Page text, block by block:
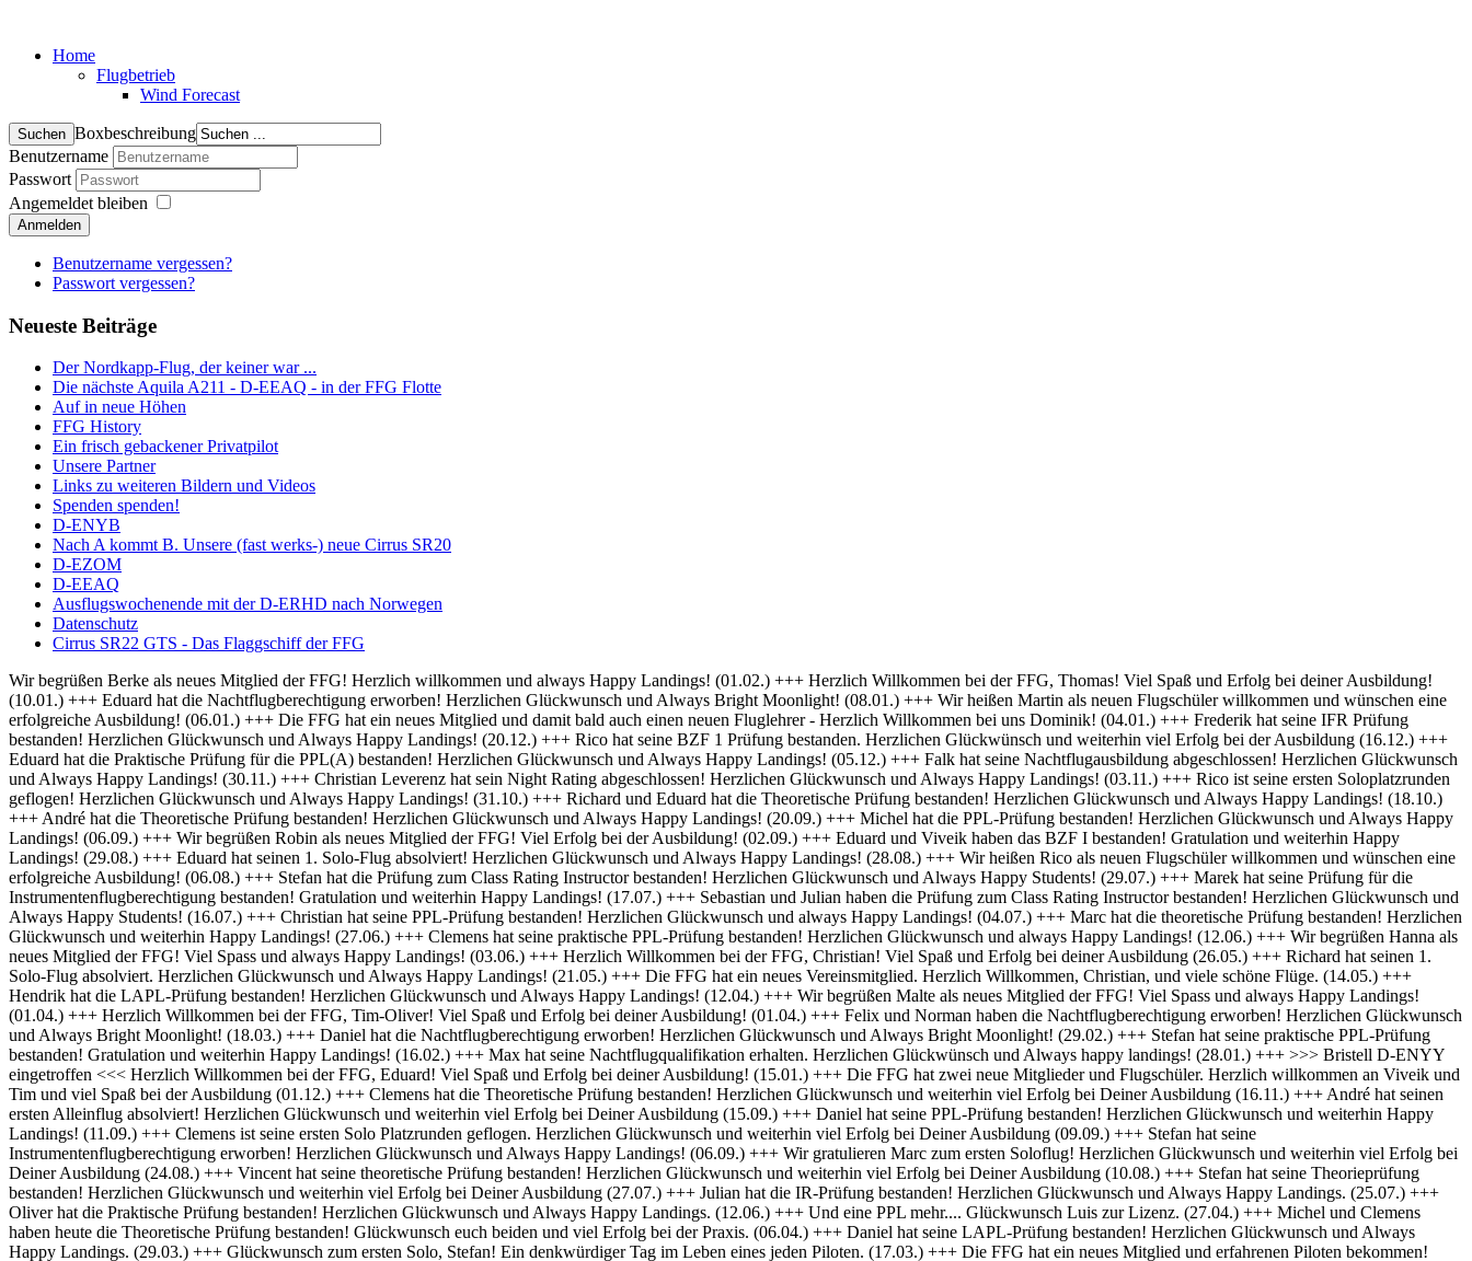
Home
Flugbetrieb
Wind Forecast
Boxbeschreibung
Benutzername
Passwort
Angemeldet bleiben
Anmelden
Benutzername vergessen?
Passwort vergessen?
Neueste Beiträge
Der Nordkapp-Flug, der keiner war ...
Die nächste Aquila A211 - D-EEAQ - in der FFG Flotte
Auf in neue Höhen
FFG History
Ein frisch gebackener Privatpilot
Unsere Partner
Links zu weiteren Bildern und Videos
Spenden spenden!
D-ENYB
Nach A kommt B. Unsere (fast werks-) neue Cirrus SR20
D-EZOM
D-EEAQ
Ausflugswochenende mit der D-ERHD nach Norwegen
Datenschutz
Cirrus SR22 GTS - Das Flaggschiff der FFG
Wir begrüßen Berke als neues Mitglied der FFG! Herzlich willkommen und always Happy Landings! (01.02.) +++ Herzlich Willkommen bei der FFG, Thomas! Viel Spaß und Erfolg bei deiner Ausbildung! (10.01.) +++ Eduard hat die Nachtflugberechtigung erworben! Herzlichen Glückwunsch und Always Bright Moonlight! (08.01.) +++ Wir heißen Martin als neuen Flugschüler willkommen und wünschen eine erfolgreiche Ausbildung! (06.01.) +++ Die FFG hat ein neues Mitglied und damit bald auch einen neuen Fluglehrer - Herzlich Willkommen bei uns Dominik! (04.01.) +++ Frederik hat seine IFR Prüfung bestanden! Herzlichen Glückwunsch und Always Happy Landings! (20.12.) +++ Rico hat seine BZF 1 Prüfung bestanden. Herzlichen Glückwünsch und weiterhin viel Erfolg bei der Ausbildung (16.12.) +++ Eduard hat die Praktische Prüfung für die PPL(A) bestanden! Herzlichen Glückwunsch und Always Happy Landings! (05.12.) +++ Falk hat seine Nachtflugausbildung abgeschlossen! Herzlichen Glückwunsch und Always Happy Landings! (30.11.) +++ Christian Leverenz hat sein Night Rating abgeschlossen! Herzlichen Glückwunsch und Always Happy Landings! (03.11.) +++ Rico ist seine ersten Soloplatzrunden geflogen! Herzlichen Glückwunsch und Always Happy Landings! (31.10.) +++ Richard und Eduard hat die Theoretische Prüfung bestanden! Herzlichen Glückwunsch und Always Happy Landings! (18.10.) +++ André hat die Theoretische Prüfung bestanden! Herzlichen Glückwunsch und Always Happy Landings! (20.09.) +++ Michel hat die PPL-Prüfung bestanden! Herzlichen Glückwunsch und Always Happy Landings! (06.09.) +++ Wir begrüßen Robin als neues Mitglied der FFG! Viel Erfolg bei der Ausbildung! (02.09.) +++ Eduard und Viveik haben das BZF I bestanden! Gratulation und weiterhin Happy Landings! (29.08.) +++ Eduard hat seinen 1. Solo-Flug absolviert! Herzlichen Glückwunsch und Always Happy Landings! (28.08.) +++ Wir heißen Rico als neuen Flugschüler willkommen und wünschen eine erfolgreiche Ausbildung! (06.08.) +++ Stefan hat die Prüfung zum Class Rating Instructor bestanden! Herzlichen Glückwunsch und Always Happy Students! (29.07.) +++ Marek hat seine Prüfung für die Instrumentenflugberechtigung bestanden! Gratulation und weiterhin Happy Landings! (17.07.) +++ Sebastian und Julian haben die Prüfung zum Class Rating Instructor bestanden! Herzlichen Glückwunsch und Always Happy Students! (16.07.) +++ Christian hat seine PPL-Prüfung bestanden! Herzlichen Glückwunsch und always Happy Landings! (04.07.) +++ Marc hat die theoretische Prüfung bestanden! Herzlichen Glückwunsch und weiterhin Happy Landings! (27.06.) +++ Clemens hat seine praktische PPL-Prüfung bestanden! Herzlichen Glückwunsch und always Happy Landings! (12.06.) +++ Wir begrüßen Hanna als neues Mitglied der FFG! Viel Spass und always Happy Landings! (03.06.) +++ Herzlich Willkommen bei der FFG, Christian! Viel Spaß und Erfolg bei deiner Ausbildung (26.05.) +++ Richard hat seinen 1. Solo-Flug absolviert. Herzlichen Glückwunsch und Always Happy Landings! (21.05.) +++ Die FFG hat ein neues Vereinsmitglied. Herzlich Willkommen, Christian, und viele schöne Flüge. (14.05.) +++ Hendrik hat die LAPL-Prüfung bestanden! Herzlichen Glückwunsch und Always Happy Landings! (12.04.) +++ Wir begrüßen Malte als neues Mitglied der FFG! Viel Spass und always Happy Landings! (01.04.) +++ Herzlich Willkommen bei der FFG, Tim-Oliver! Viel Spaß und Erfolg bei deiner Ausbildung! (01.04.) +++ Felix und Norman haben die Nachtflugberechtigung erworben! Herzlichen Glückwunsch und Always Bright Moonlight! (18.03.) +++ Daniel hat die Nachtflugberechtigung erworben! Herzlichen Glückwunsch und Always Bright Moonlight! (29.02.) +++ Stefan hat seine praktische PPL-Prüfung bestanden! Gratulation und weiterhin Happy Landings! (16.02.) +++ Max hat seine Nachtflugqualifikation erhalten. Herzlichen Glückwünsch und Always happy landings! (28.01.) +++ >>> Bristell D-ENYY eingetroffen <<< Herzlich Willkommen bei der FFG, Eduard! Viel Spaß und Erfolg bei deiner Ausbildung! (15.01.) +++ Die FFG hat zwei neue Mitglieder und Flugschüler. Herzlich willkommen an Viveik und Tim und viel Spaß bei der Ausbildung (01.12.) +++ Clemens hat die Theoretische Prüfung bestanden! Herzlichen Glückwunsch und weiterhin viel Erfolg bei Deiner Ausbildung (16.11.) +++ André hat seinen ersten Alleinflug absolviert! Herzlichen Glückwunsch und weiterhin viel Erfolg bei Deiner Ausbildung (15.09.) +++ Daniel hat seine PPL-Prüfung bestanden! Herzlichen Glückwunsch und weiterhin Happy Landings! (11.09.) +++ Clemens ist seine ersten Solo Platzrunden geflogen. Herzlichen Glückwunsch und weiterhin viel Erfolg bei Deiner Ausbildung (09.09.) +++ Stefan hat seine Instrumentenflugberechtigung erworben! Herzlichen Glückwunsch und Always Happy Landings! (06.09.) +++ Wir gratulieren Marc zum ersten Soloflug! Herzlichen Glückwunsch und weiterhin viel Erfolg bei Deiner Ausbildung (24.08.) +++ Vincent hat seine theoretische Prüfung bestanden! Herzlichen Glückwunsch und weiterhin viel Erfolg bei Deiner Ausbildung (10.08.) +++ Stefan hat seine Theorieprüfung bestanden! Herzlichen Glückwunsch und weiterhin viel Erfolg bei Deiner Ausbildung (27.07.) +++ Julian hat die IR-Prüfung bestanden! Herzlichen Glückwunsch und Always Happy Landings. (25.07.) +++ Oliver hat die Praktische Prüfung bestanden! Herzlichen Glückwunsch und Always Happy Landings. (12.06.) +++ Und eine PPL mehr.... Glückwunsch Luis zur Lizenz. (27.04.) +++ Michel und Clemens haben heute die Theoretische Prüfung bestanden! Glückwunsch euch beiden und viel Erfolg bei der Praxis. (06.04.) +++ Daniel hat seine LAPL-Prüfung bestanden! Herzlichen Glückwunsch und Always Happy Landings. (29.03.) +++ Glückwunsch zum ersten Solo, Stefan! Ein denkwürdiger Tag im Leben eines jeden Piloten. (17.03.) +++ Die FFG hat ein neues Mitglied und erfahrenen Piloten bekommen! Willkommen Hermann und viel Spaß in der FFG. (01.03.) +++ Daniel hat heute die Theoretische Prüfung bestanden! Gratulation und weiterhin viel Erfolg bei der Praxis. (22.02.) +++ Luis hat die Theoretische Prüfung bestanden! Herzlichen Glückwunsch und viel Erfolg bei der Praxis. (09.02.) +++ Tibor hat seine Instrumentenflugberechtigung erhalten! Herzlichen Glückwunsch und Always Happy Landings. (06.02.) +++ Alexander hat die Theoretische Prüfung bestanden! Herzlichen Glückwunsch und viel Erfolg bei der Praxis. (21.01.) +++ Seit heute haben wir 5 neue BZF Besitzer. Glückwunsch Clemens E, Clemens H, Richard, Robert und Stefan. Super gemacht, weiter so. (19.01.) +++ André startet seine PPL(a) Ausbildung zum 1.1. - viel Erfolg dabei. (17.12.) +++ Die FFG begrüßt herzlich Axel als neues Vollmitglied. (16.12. ) +++ Und wieder einer ohne Lehrer unterwegs- Gratulation Daniel ! (26.10.) +++ Norman hat heute seine Praktische Prüfung bestanden. Herzlichen Glückwunsch und Always Happy Landings (28.10) +++ Glückwunsch Karsten! Die Schülerakte wurde soeben geschlossen :-) Always happy Landings (12.9.) +++ Hendrik ist heute seine ersten Solo-Platzrunden geflogen. Herzlichen Glückwünsch und always happy landings (3.9.) +++ Wir begrüßen Richard als neues Mitglied der FFG und wünschen eine erfolgreiche Ausbildung! (1.9.) +++ Norman hat die Theoretische Prüfung bestanden. Herzlichen Glückwunsch (31.8.) +++ Vincent hat seinen ersten Alleinflug absolviert! Herzlichen Glückwunsch und weiterhin Happy Landings! (26.08.) +++ Wir heißen Clemens E. und Clemens H. als neue Flugschüler willkommen und wünschen eine erfolgreiche Ausbildung! (26.08.) +++ Herzlichen Glückwünsch zum ersten Solo, Luis und always happy landings! (22.08.) +++ Die FFG hat ein neues Vereinsmitglied und einen weiteren Flugschüler. Herzlich Willkommen, Stefan ! (7.8.) +++ Vom „Fußgänger“ zum Luftfahrzeugführer! Lieber Carsten, herzlichen Glückwunsch zur bestandenen PPL-Prüfung! (19.7.) +++ Simon hat seine Praktische Prüfung bestanden! (12.07.) Herzlichen Glückwunsch und Always Happy Landings +++ Wir begrüßen Stefan S. als neues Mitglied der FFG! - Herzlichen Glückwunsch & Always Happy Landings! (06.07.) +++ (Falscheintrag ?? hr) Die FFG hat ein neues Vereinsmitglied und die Flugschule einen neuen Schüler: Herzlich Willkommen, Robert, und viel Spaß und Erfolg bei deiner Ausbildung. (2.7.) +++ Patrik hat heute sein erstes Solo geflogen - Herzlichen Glückwunsch & Always Happy Landings! (30.6.) +++ Herzlichen Glückwunsch Thiago zur erfolgreichen Prüfung (15.06.) & Always Happy Landings +++ Herzlichen Glückwunsch zu bestandenen PPL(A) Prüfung, Fabian - always happy landings ! (19.5.) +++ Stefan hat die Prüfung für die Instrumentenflugberechtigung bestanden! Gratulation und weiterhin Happy Landings! . (04.05.) +++ Herzlich Willkommen bei der FFG, Eike, und viel Spaß und Erfolg bei deiner Ausbildung. (22.04.) +++ Wir heißen Daniel H. als neuen Flugschüler willkommen und wünschen eine erfolgreiche Ausbildung! (01.04.) +++ Gratulation auch an Daniel P., der heute (31.03.) seinen ersten Alleinflug absolviert hat! Herzlichen Glückwunsch und weiterhin Happy Landings! +++ Norman hat am 15.03. seinen ersten Alleinflug absolviert! Herzlichen Glückwunsch und weiterhin Happy Landings! +++ Daniel hat heute (9.3.) seine Theoretische Prüfung bestanden! Herzlichen Glückwunsch und viel Spaß bei den nächsten Ausbildungsschritten +++ Marek hat heute (1.3.) seine Praktische Prüfung bestanden -Herzlichen Glückwunsch und Always Happy Landings +++ Herzlich Willkommen, Luis. Viel Spaß und Erfolg bei deiner Ausbildung. +++ Herzlich Willkommen, Maximilian. Viel Spaß und Erfolg bei deiner Ausbildung. +++ Simon hat heute (9.2.) seine Theoretische Prüfung bestanden - Herzlichen Glückwunsch +++ Paul hat heute (22. Nov) seine PPL-Prüfung bestanden! Herzlichen Glückwunsch und Always Happy Landings! +++ Willkommen bei der FFG, Vincent. Viel Spaß und Erfolg bei deiner Ausbildung! +++ Willkommen bei der FFG, Doris. Viel Spaß und Erfolg bei deiner Ausbildung! +++ Holger hat seine PPL-Prüfung bestanden! Gratulation und weiterhin Happy Landings! +++ Micha hat seine PPL